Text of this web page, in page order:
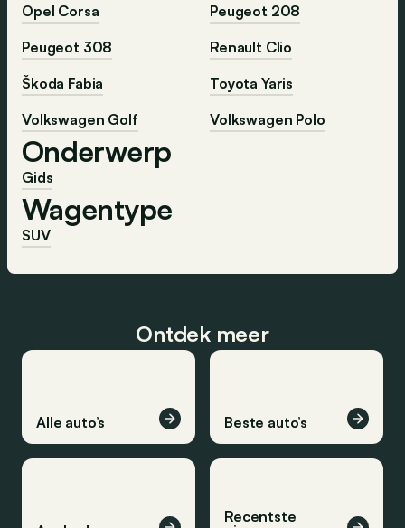
Opel Corsa
Peugeot 208
Peugeot 308
Renault Clio
Škoda Fabia
Toyota Yaris
Volkswagen Golf
Volkswagen Polo
Onderwerp
Gids
Wagentype
SUV
Ontdek meer
Alle auto’s Beste auto’s
Recentste